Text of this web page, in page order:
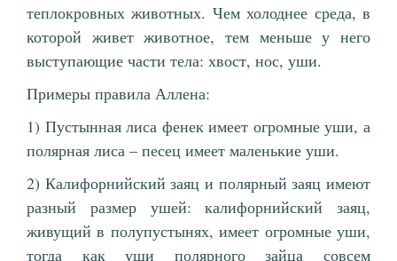
теплокровных животных. Чем холоднее среда, в
которой живет животное, тем меньше у него
выступающие части тела: хвост, нос, уши.
Примеры правила Аллена:
1) Пустынная лиса фенек имеет огромные уши, а
полярная лиса – песец имеет маленькие уши.
2) Калифорнийский заяц и полярный заяц имеют
разный размер ушей: калифорнийский заяц,
живущий в полупустынях, имеет огромные уши,
тогда как уши полярного зайца совсем